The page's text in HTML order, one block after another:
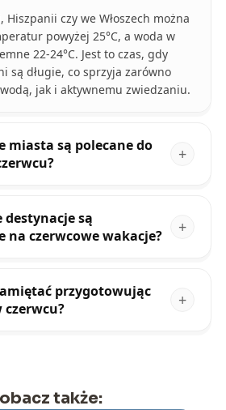
Hiszpanii czy we Włoszech można
powyżej 25°C, a woda w
22-24°C. Jest to czas, gdy
są długie, co sprzyja zarówno
jak i aktywnemu zwiedzaniu.
miasta są polecane do
destynacje są
na czerwcowe wakacje?
przygotowując
czerwcu?
także: